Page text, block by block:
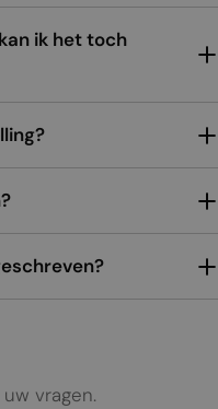
ik het toch
vragen.